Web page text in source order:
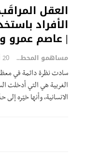
العقل
الأفراد
| عاصم عمرو
مساهمو المحطة 20 أبريل 2025
سادت نظرة دائمة في معظم
الغربية هي التي أدخلت
الانسانية، وأنها خيّره